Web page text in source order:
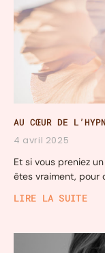
AU CŒUR DE
4 avril 2025
Et si vous preniez
êtes vraiment, pour
LIRE LA SUITE